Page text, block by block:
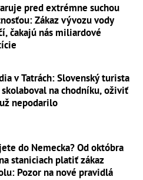
pred extrémne suchou
Zákaz vývozu vody
čakajú nás miliardové
v Tatrách: Slovenský turista
na chodníku, oživiť
nepodarilo
do Nemecka? Od októbra
staniciach platiť zákaz
Pozor na nové pravidlá